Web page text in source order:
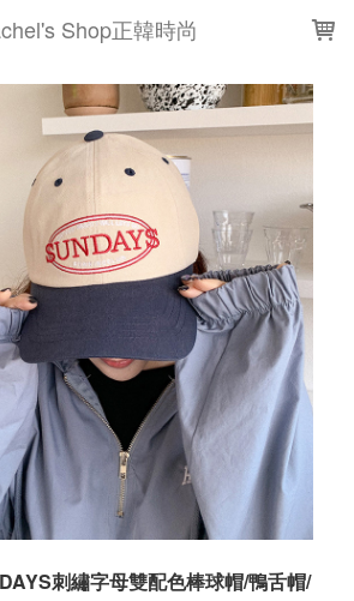
Shop正韓時尚
刺繡字母雙配色棒球帽/鴨舌帽/